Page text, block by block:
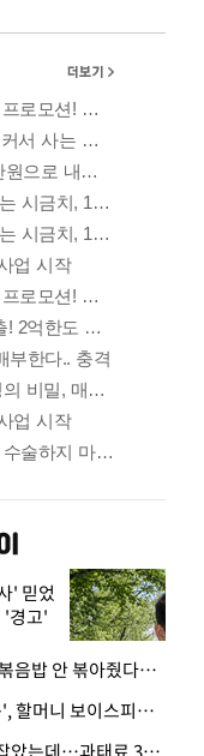
' 믿었
'경고'
· "볶아달라니까!"…셀프 볶음밥 안 볶아줬다고 사장 폭행한 손님
· 천안 택배기사의 '매의 눈', 할머니 보이스피싱 피해 막아